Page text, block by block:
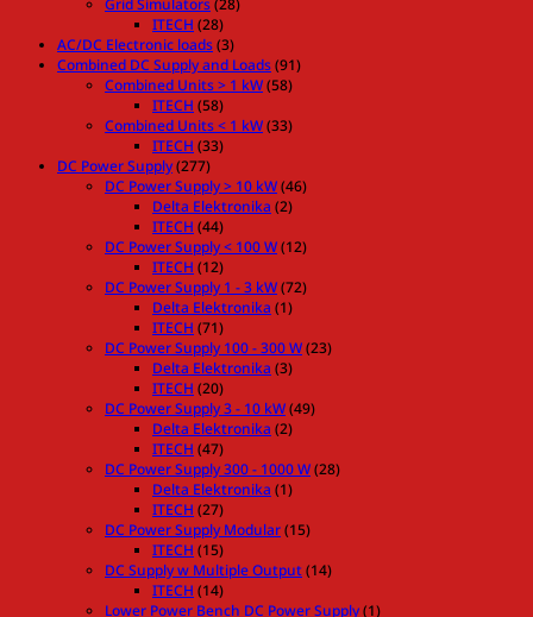
Grid Simulators(28)
ITECH (28)
AC/DC Electronic loads(3)
Combined DC Supply and Loads(91)
Combined Units > 1 kW(58)
ITECH (58)
Combined Units < 1 kW(33)
ITECH (33)
DC Power Supply(277)
DC Power Supply > 10 kW(46)
Delta Elektronika (2)
ITECH (44)
DC Power Supply < 100 W(12)
ITECH (12)
DC Power Supply 1 - 3 kW(72)
Delta Elektronika (1)
ITECH (71)
DC Power Supply 100 - 300 W(23)
Delta Elektronika (3)
ITECH (20)
DC Power Supply 3 - 10 kW(49)
Delta Elektronika (2)
ITECH (47)
DC Power Supply 300 - 1000 W(28)
Delta Elektronika (1)
ITECH (27)
DC Power Supply Modular(15)
ITECH (15)
DC Supply w Multiple Output(14)
ITECH (14)
Lower Power Bench DC Power Supply(1)